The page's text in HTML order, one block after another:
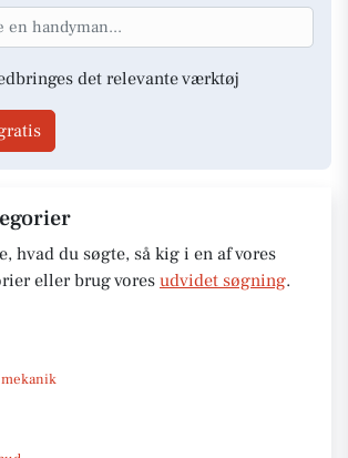
det relevante værktøj
hvad du søgte, så kig i en af vores
eller brug vores udvidet søgning.